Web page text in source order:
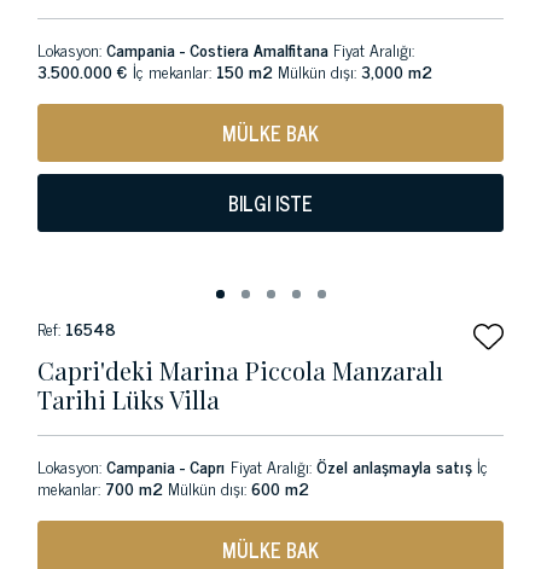
Lokasyon:Campania - Costiera Amalfitana Fiyat Aralığı:
3.500.000 € İç mekanlar: 150 m2 Mülkün dışı:3,000 m2
MÜLKE BAK
BILGI ISTE
Ref: 16548
Capri'deki Marina Piccola Manzaralı
Tarihi Lüks Villa
Lokasyon:Campania - Caprı Fiyat Aralığı:Özel anlaşmayla satış İç
mekanlar: 700 m2 Mülkün dışı:600 m2
MÜLKE BAK